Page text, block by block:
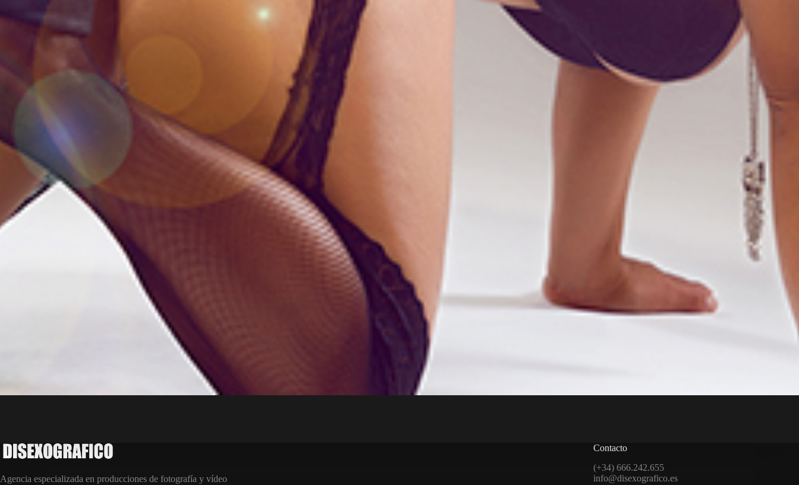
Agencia especializada en producciones de fotografía y vídeo
Contacto
(+34) 666.242.655
info@disexografico.es